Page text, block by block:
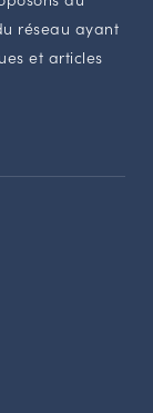
réseau ayant
et articles